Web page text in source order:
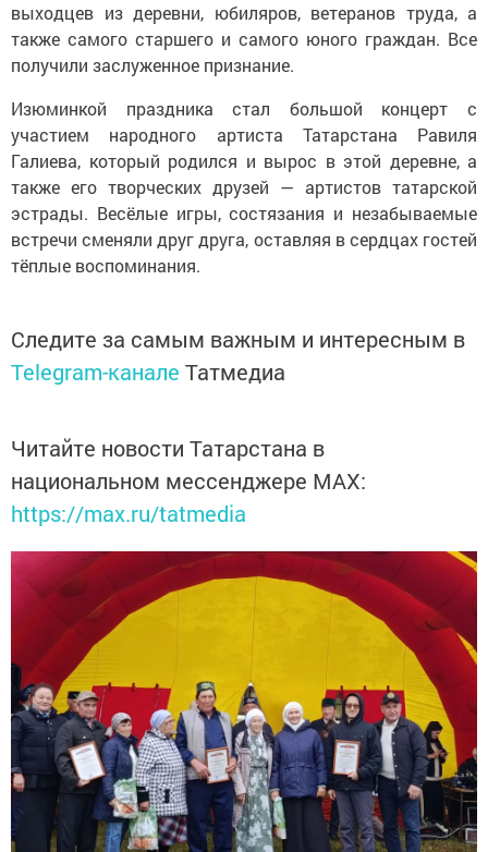
выходцев из деревни, юбиляров, ветеранов труда, а
также самого старшего и самого юного граждан. Все
получили заслуженное признание.
Изюминкой праздника стал большой концерт с
участием народного артиста Татарстана Равиля
Галиева, который родился и вырос в этой деревне, а
также его творческих друзей — артистов татарской
эстрады. Весёлые игры, состязания и незабываемые
встречи сменяли друг друга, оставляя в сердцах гостей
тёплые воспоминания.
Следите за самым важным и интересным в
Telegram-канале Татмедиа
Читайте новости Татарстана в
национальном мессенджере MАХ:
https://max.ru/tatmedia